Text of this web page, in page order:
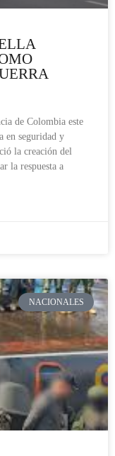
de Colombia este
en seguridad y
la creación del
la respuesta a
NACIONALES